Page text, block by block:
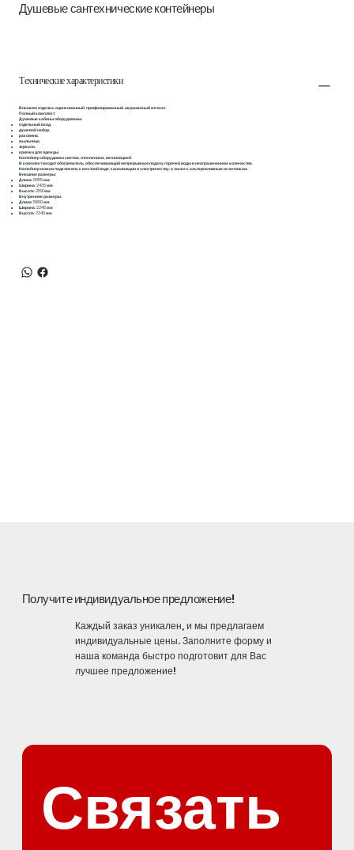
Душевые сантехнические контейнеры
Технические характеристики
Внешняя отделка:оцинкованный, профилированный, окрашенный металл.
Полный комплект:
Душевые кабины оборудованы:
отдельный вход,
душевой набор,
раковина,
мыльница,
зеркало,
крючки для одежды.
Контейнер оборудован светом, отоплением, вентиляцией.
В комплект входит обогреватель, обеспечивающий непрерывную подачу горячей воды в неограниченном количестве.
Контейнер можно подключить к местной воде, канализации и электричеству, а также к альтернативным источникам.
Внешние размеры:
Длина:6055 мм
Ширина:2435 мм
Высота:2591 мм
Внутренние размеры:
Длина:5860 мм
Ширина:2240 мм
Высота:2340 мм
Получите индивидуальное предложение!
Каждый заказ уникален, и мы предлагаем
индивидуальные цены. Заполните форму и
наша команда быстро подготовит для Вас
лучшее предложение!
Связать